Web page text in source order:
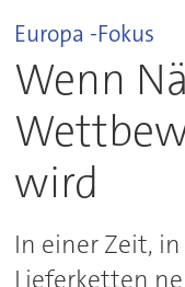
Europa -Fokus
Wenn
wird
In einer Zeit,
Lieferketten